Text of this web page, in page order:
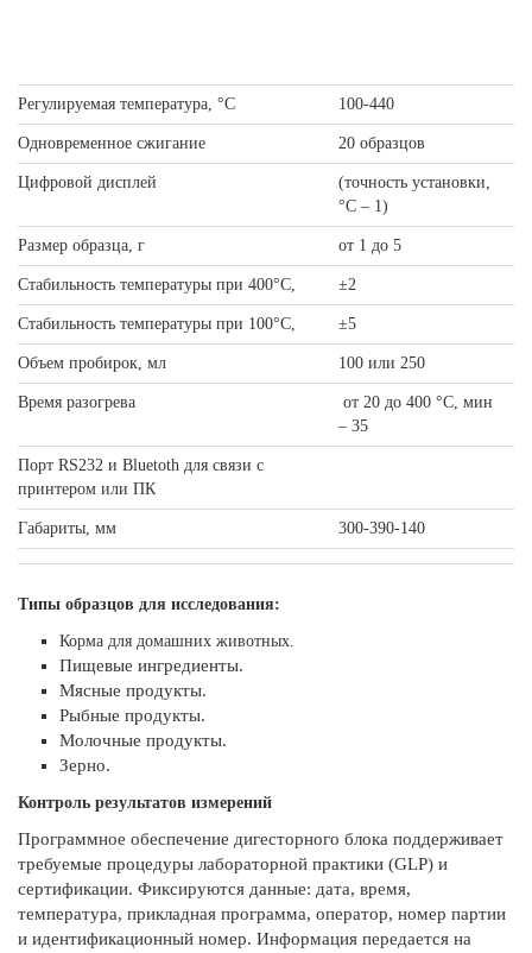
Регулируемая температура, °С 100-440
Одновременное сжигание 20 образцов
Цифровой дисплей
(точность установки,
°С – 1)
Размер образца, г от 1 до 5
Стабильность температуры при 400°С, ±2
Стабильность температуры при 100°С, ±5
Объем пробирок, мл 100 или 250
Время разогрева
от 20 до 400 °С, мин
– 35
Порт RS232 и Bluetoth для связи с
принтером или ПК
Габариты, мм 300-390-140
Типы образцов для исследования:
Корма для домашних животных.
Пищевые ингредиенты.
Мясные продукты.
Рыбные продукты.
Молочные продукты.
Зерно.
Контроль результатов измерений
Программное обеспечение дигесторного блока поддерживает
требуемые процедуры лабораторной практики (GLP) и
сертификации. Фиксируются данные: дата, время,
температура, прикладная программа, оператор, номер партии
и идентификационный номер. Информация передается на